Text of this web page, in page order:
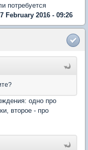
потребуется
February 2016 - 09:26
одно про
второе - про